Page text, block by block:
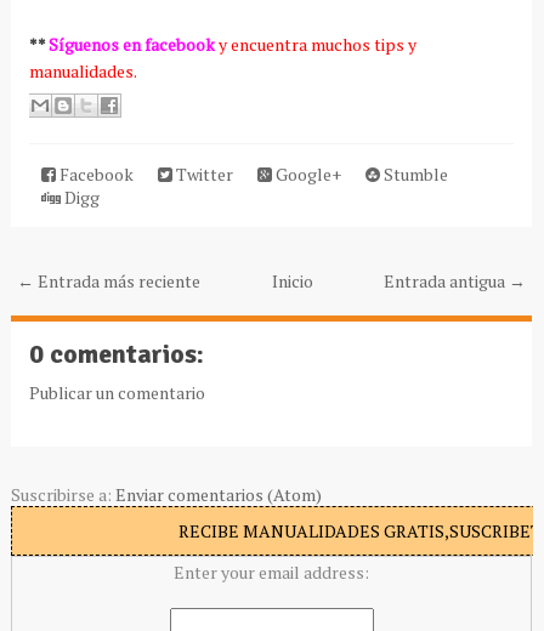
**Síguenos en facebooky encuentra muchos tips y
manualidades.
Facebook Twitter Google+
Stumble
Digg
← Entrada más reciente Entrada antigua →
Inicio
0 comentarios:
Publicar un comentario
Suscribirse a: Enviar comentarios (Atom)
RECIBE MANUALIDADES
Enter your email address: